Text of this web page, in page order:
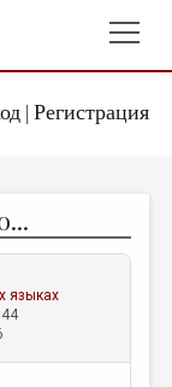
| Регистрация
языках